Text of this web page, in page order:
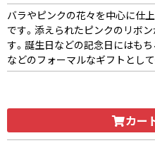
バラやピンクの花々を中心に仕
です。添えられたピンクのリボ
す。誕生日などの記念日にはもち
などのフォーマルなギフトとし
カー